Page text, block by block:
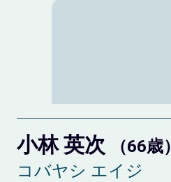
小林 英次
（66歳）
コバヤシ エイジ